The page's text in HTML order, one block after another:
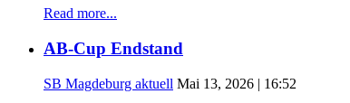
Read more...
AB-Cup Endstand
SB Magdeburg aktuell Mai 13, 2026 | 16:52